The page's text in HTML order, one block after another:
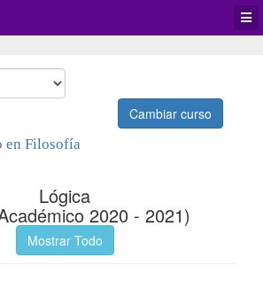
Cambiar curso
en Filosofía
Lógica
2020 - 2021)
Mostrar Todo